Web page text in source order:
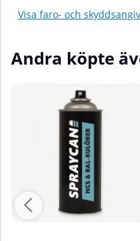
Visa faro- och
Andra köpte